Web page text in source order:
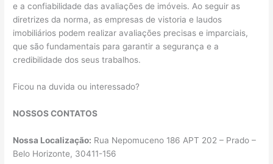
e a confiabilidade das avaliações de imóveis. Ao seguir as
diretrizes da norma, as empresas de vistoria e laudos
imobiliários podem realizar avaliações precisas e imparciais,
que são fundamentais para garantir a segurança e a
credibilidade dos seus trabalhos.
Ficou na duvida ou interessado?
NOSSOS CONTATOS
Nossa Localização: Rua Nepomuceno 186 APT 202 – Prado –
Belo Horizonte, 30411-156